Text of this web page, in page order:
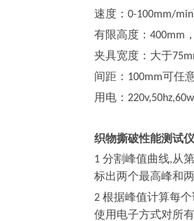
速度： 0-100mm/min
有限高度： 400mm
夹具宽度：大于
间距： 100mm可任
用电：
织物撕破性能测试
1 分割峰值曲线,从
标出两个最高峰和
2 根据峰值计算每
使用电子方式对所